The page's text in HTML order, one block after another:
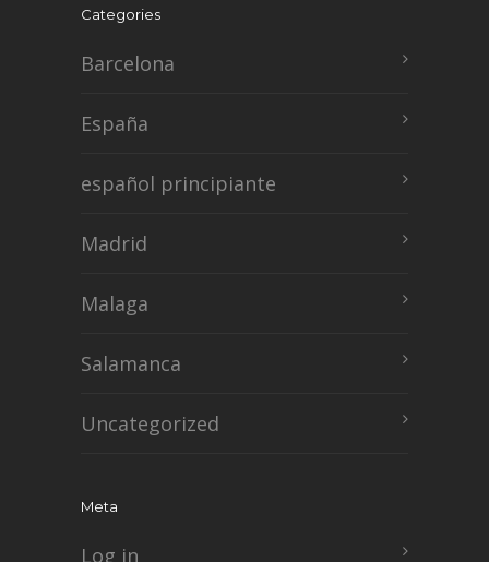
Categories
Barcelona
España
español principiante
Madrid
Malaga
Salamanca
Uncategorized
Meta
Log in